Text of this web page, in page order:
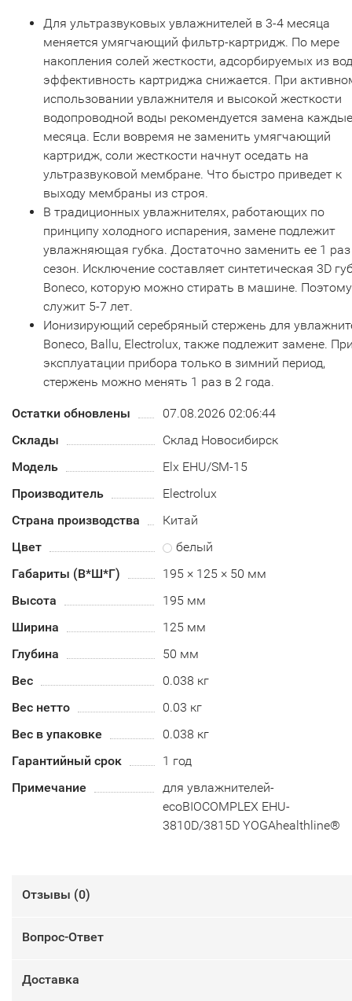
Для ультразвуковых увлажнителей в 3-4 месяца
меняется умягчающий фильтр-картридж. По мере
накопления солей жесткости, адсорбируемых из
эффективность картриджа снижается. При
использовании увлажнителя и высокой жесткости
водопроводной воды рекомендуется замена
месяца. Если вовремя не заменить умягчающий
картридж, соли жесткости начнут оседать на
ультразвуковой мембране. Что быстро приведет к
выходу мембраны из строя.
В традиционных увлажнителях, работающих по
принципу холодного испарения, замене подлежит
увлажняющая губка. Достаточно заменить ее 1 раз
сезон. Исключение составляет синтетическая 3D
Boneco, которую можно стирать в машине.
служит 5-7 лет.
Ионизирующий серебряный стержень для
Boneco, Ballu, Electrolux, также подлежит замене.
эксплуатации прибора только в зимний период,
стержень можно менять 1 раз в 2 года.
Остатки обновлены
07.08.2026 02:06:44
Склады
Склад Новосибирск
Модель
Elx EHU/SM-15
Производитель
Electrolux
Страна производства
Китай
Цвет
белый
Габариты (В*Ш*Г)
195 × 125 × 50 мм
Высота
195 мм
Ширина
125 мм
Глубина
50 мм
Вес
0.038 кг
Вес нетто
0.03 кг
Вес в упаковке
0.038 кг
Гарантийный срок
1 год
Примечание
для увлажнителей-
ecoBIOCOMPLEX EHU-
3810D/3815D YOGAhealthline®
Отзывы (0)
Вопрос-Ответ
Доставка